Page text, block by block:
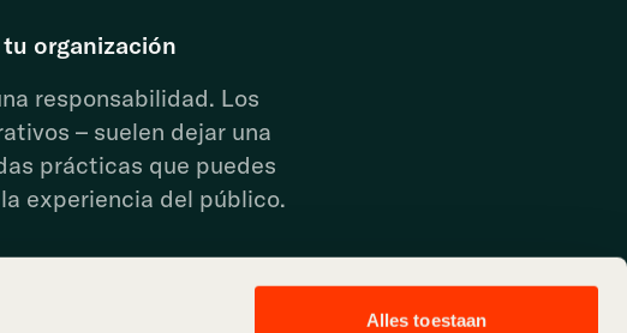
Alles toestaan
organización
responsabilidad. Los
– suelen dejar una
prácticas que puedes
experiencia del público.